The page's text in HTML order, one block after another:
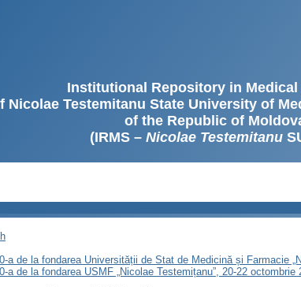
Institutional Repository in Medical
Nicolae Testemitanu State University of
of the Republic of
(IRMS – Nicolae Testemitanu
a de la fondarea Universității de Stat de Medicină și Farmacie
a de la fondarea USMF „Nicolae Testemițanu”, 20-22 octombrie